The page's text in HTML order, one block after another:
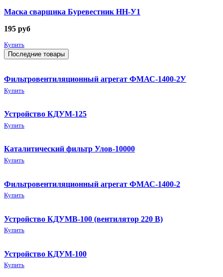
Маска сварщика Буревестник НН-У1
195 руб
Купить
Последние товары
Фильтровентиляционный агрегат ФМАС-1400-2У
Купить
Устройство КДУМ-125
Купить
Каталитический фильтр Улов-10000
Купить
Фильтровентиляционный агрегат ФМАС-1400-2
Купить
Устройство КДУМВ-100 (вентилятор 220 В)
Купить
Устройство КДУМ-100
Купить